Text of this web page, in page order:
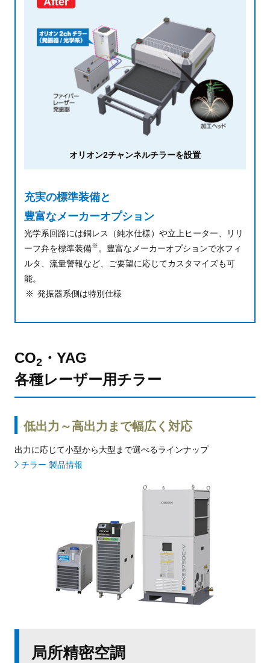
オリオン2チャンネルチラーを設置
充実の標準装備と
豊富なメーカーオプション
光学系回路には銅レス（純水仕様）や立上ヒーター、リリ
ーフ弁を標準装備※ 。 豊富なメーカーオプションで水フィ
ルタ、流量警報など、ご要望に応じてカスタマイズも可
能。
発振器系側は特別仕様
CO2 ・YAG
各種レーザー用チラー
低出力～高出力まで幅広く対応
出力に応じて小型から大型まで選べるラインナップ
チラー 製品情報
局所精密空調